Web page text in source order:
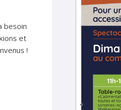
besoin
et
!